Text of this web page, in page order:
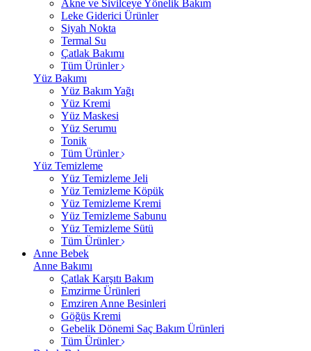
Akne ve Sivilceye Yönelik Bakım
Leke Giderici Ürünler
Siyah Nokta
Termal Su
Çatlak Bakımı
Tüm Ürünler
Yüz Bakımı
Yüz Bakım Yağı
Yüz Kremi
Yüz Maskesi
Yüz Serumu
Tonik
Tüm Ürünler
Yüz Temizleme
Yüz Temizleme Jeli
Yüz Temizleme Köpük
Yüz Temizleme Kremi
Yüz Temizleme Sabunu
Yüz Temizleme Sütü
Tüm Ürünler
Anne Bebek
Anne Bakımı
Çatlak Karşıtı Bakım
Emzirme Ürünleri
Emziren Anne Besinleri
Göğüs Kremi
Gebelik Dönemi Saç Bakım Ürünleri
Tüm Ürünler